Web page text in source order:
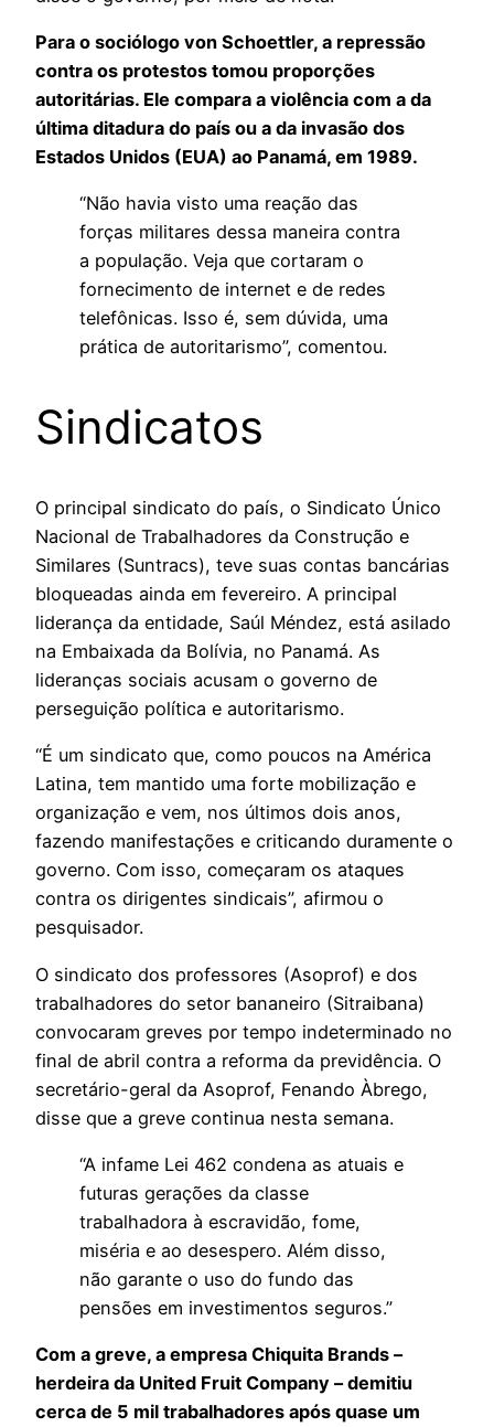
Para o sociólogo von Schoettler, a repressão
contra os protestos tomou proporções
autoritárias. Ele compara a violência com a da
última ditadura do país ou a da invasão dos
Estados Unidos (EUA) ao Panamá, em 1989.
“Não havia visto uma reação das
forças militares dessa maneira contra
a população. Veja que cortaram o
fornecimento de internet e de redes
telefônicas. Isso é, sem dúvida, uma
prática de autoritarismo”, comentou.
Sindicatos
O principal sindicato do país, o Sindicato Único
Nacional de Trabalhadores da Construção e
Similares (Suntracs), teve suas contas bancárias
bloqueadas ainda em fevereiro. A principal
liderança da entidade, Saúl Méndez, está asilado
na Embaixada da Bolívia, no Panamá. As
lideranças sociais acusam o governo de
perseguição política e autoritarismo.
“É um sindicato que, como poucos na América
Latina, tem mantido uma forte mobilização e
organização e vem, nos últimos dois anos,
fazendo manifestações e criticando duramente o
governo. Com isso, começaram os ataques
contra os dirigentes sindicais”, afirmou o
pesquisador.
O sindicato dos professores (Asoprof) e dos
trabalhadores do setor bananeiro (Sitraibana)
convocaram greves por tempo indeterminado no
final de abril contra a reforma da previdência. O
secretário-geral da Asoprof, Fenando Àbrego,
disse que a greve continua nesta semana.
“A infame Lei 462 condena as atuais e
futuras gerações da classe
trabalhadora à escravidão, fome,
miséria e ao desespero. Além disso,
não garante o uso do fundo das
pensões em investimentos seguros.”
Com a greve, a empresa Chiquita Brands –
herdeira da United Fruit Company – demitiu
cerca de 5 mil trabalhadores após quase um